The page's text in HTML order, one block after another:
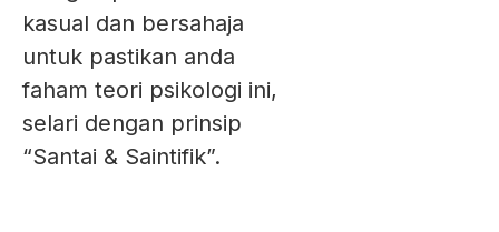
kasual dan bersahaja
untuk pastikan anda
faham teori psikologi ini,
selari dengan prinsip
“Santai & Saintifik”.